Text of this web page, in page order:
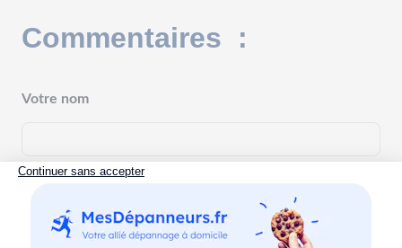
Commentaires :
Votre nom